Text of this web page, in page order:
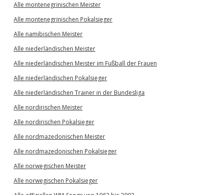
Alle montenegrinischen Meister
Alle montenegrinischen Pokalsieger
Alle namibischen Meister
Alle niederländischen Meister
Alle niederländischen Meister im Fußball der Frauen
Alle niederländischen Pokalsieger
Alle niederländischen Trainer in der Bundesliga
Alle nordirischen Meister
Alle nordirischen Pokalsieger
Alle nordmazedonischen Meister
Alle nordmazedonischen Pokalsieger
Alle norwegischen Meister
Alle norwegischen Pokalsieger